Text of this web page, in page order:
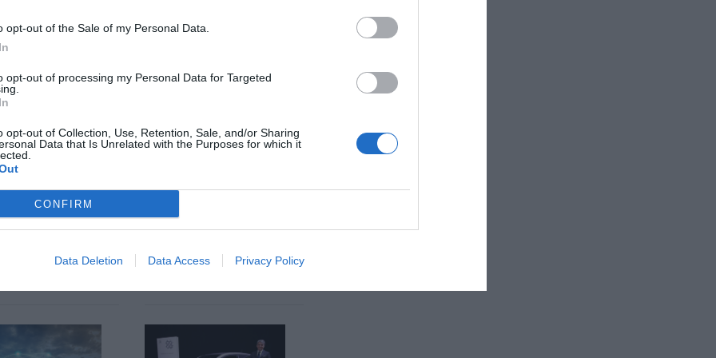
opt-out of the Sale of my Personal Data.
opt-out of processing my Personal Data for Targeted
opt-out of Collection, Use, Retention, Sale, and/or Sharing
Data that Is Unrelated with the Purposes for which it
CONFIRM
Data Deletion Data Access Privacy Policy
a la Fira de Barcelona, però aquest any
encara més, la seva atenció en la feminització
dones ens poden representar i com el futur no
preferida de Google de forma
d'actualitat
ACTIVAR ARA